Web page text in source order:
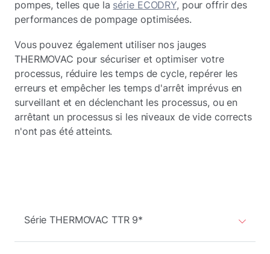
pompes, telles que la série ECODRY, pour offrir des
performances de pompage optimisées.
Vous pouvez également utiliser nos jauges
THERMOVAC pour sécuriser et optimiser votre
processus, réduire les temps de cycle, repérer les
erreurs et empêcher les temps d'arrêt imprévus en
surveillant et en déclenchant les processus, ou en
arrêtant un processus si les niveaux de vide corrects
n'ont pas été atteints.
Série THERMOVAC TTR 9*